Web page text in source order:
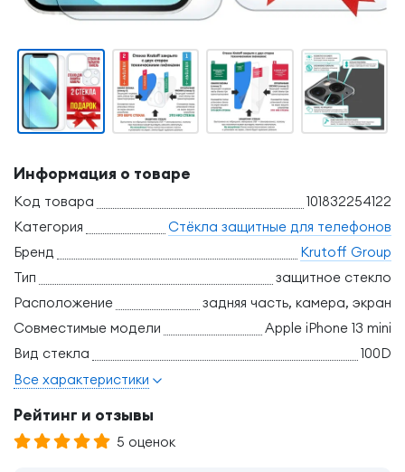
Информация о товаре
Код товара
101832254122
Категория
Стёкла защитные для телефонов
Бренд
Krutoff Group
Тип
защитное стекло
Расположение
задняя часть, камера, экран
Совместимые модели
Apple iPhone 13 mini
Вид стекла
100D
Все характеристики
Рейтинг и отзывы
5 оценок